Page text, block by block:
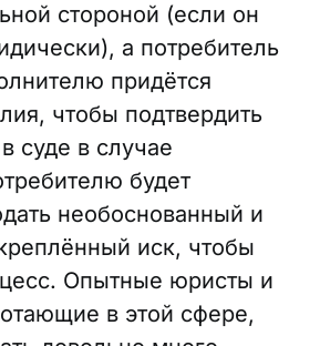
стороной (если он
а потребитель
придётся
чтобы подтвердить
суде в случае
будет
необоснованный и
иск, чтобы
Опытные юристы и
в этой сфере,